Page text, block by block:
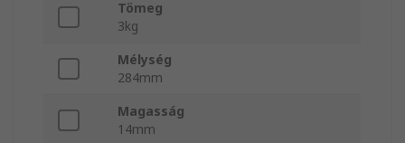
Tömeg
3kg
Mélység
284mm
Magasság
14mm